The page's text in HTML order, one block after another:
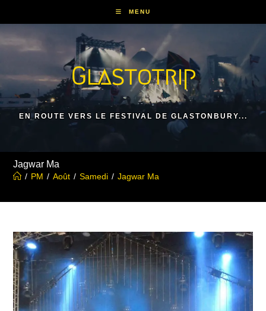
content
MENU
Glastotrip
EN ROUTE VERS LE FESTIVAL DE GLASTONBURY...
Jagwar Ma
/ PM / Août / Samedi / Jagwar Ma